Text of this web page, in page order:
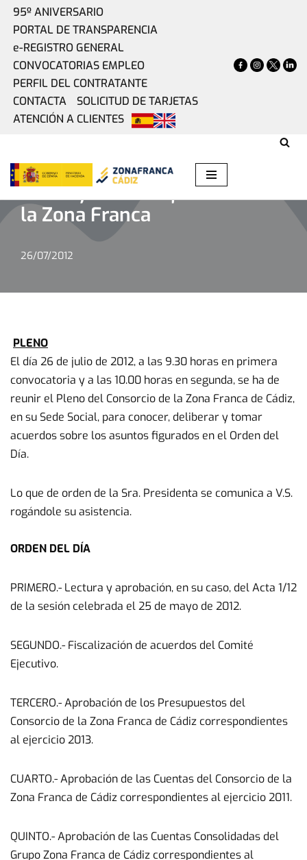
95º ANIVERSARIO
PORTAL DE TRANSPARENCIA
e-REGISTRO GENERAL
CONVOCATORIAS EMPLEO
PERFIL DEL CONTRATANTE
CONTACTA
SOLICITUD DE TARJETAS
ATENCIÓN A CLIENTES
Pleno y Comité Ejecutivo de la Zona
Pleno y Comité Ejecutivo de
la Zona Franca
26/07/2012
PLENO
El día 26 de julio de 2012, a las 9.30 horas en primera
convocatoria y a las 10.00 horas en segunda, se ha de
reunir el Pleno del Consorcio de la Zona Franca de Cádiz,
en su Sede Social, para conocer, deliberar y tomar
acuerdos sobre los asuntos figurados en el Orden del
Día.
Lo que de orden de la Sra. Presidenta se comunica a V.S.
rogándole su asistencia.
ORDEN DEL DÍA
PRIMERO.- Lectura y aprobación, en su caso, del Acta 1/12
de la sesión celebrada el 25 de mayo de 2012.
SEGUNDO.- Fiscalización de acuerdos del Comité
Ejecutivo.
TERCERO.- Aprobación de los Presupuestos del
Consorcio de la Zona Franca de Cádiz correspondientes
al ejercicio 2013.
CUARTO.- Aprobación de las Cuentas del Consorcio de la
Zona Franca de Cádiz correspondientes al ejercicio 2011.
QUINTO.- Aprobación de las Cuentas Consolidadas del
Grupo Zona Franca de Cádiz correspondientes al